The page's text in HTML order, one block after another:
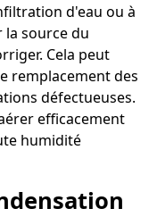
d'eau ou à
la source du
Cela peut
remplacement des
défectueuses.
efficacement
humidité